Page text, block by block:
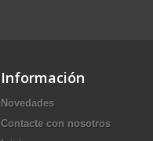
Información
Novedades
Contacte con nosotros